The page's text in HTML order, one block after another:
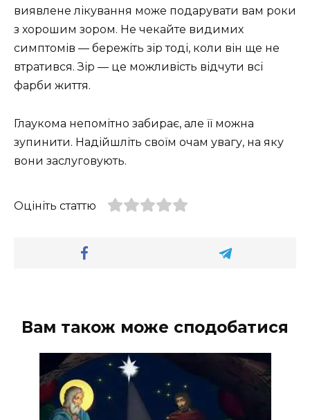
виявлене лікування може подарувати вам роки
з хорошим зором. Не чекайте видимих
симптомів — бережіть зір тоді, коли він ще не
втратився. Зір — це можливість відчути всі
фарби життя.
Глаукома непомітно забирає, але її можна
зупинити. Надійшліть своїм очам увагу, на яку
вони заслуговують.
Оцініть статтю
Вам також може сподобатися